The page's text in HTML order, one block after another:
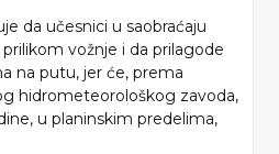
da učesnici u saobraćaju
vožnje i da prilagode
na putu, jer će, prema
hidrometeorološkog zavoda,
u planinskim predelima,